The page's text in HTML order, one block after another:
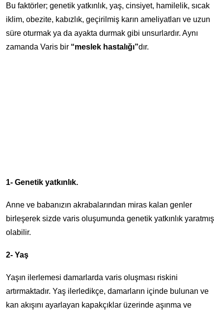
Bu faktörler; genetik yatkınlık, yaş, cinsiyet, hamilelik, sıcak
iklim, obezite, kabızlık, geçirilmiş karın ameliyatları ve uzun
süre oturmak ya da ayakta durmak gibi unsurlardır. Aynı
zamanda Varis bir “meslek hastalığı”dır.
1- Genetik yatkınlık.
Anne ve babanızın akrabalarından miras kalan genler
birleşerek sizde varis oluşumunda genetik yatkınlık yaratmış
olabilir.
2- Yaş
Yaşın ilerlemesi damarlarda varis oluşması riskini
artırmaktadır. Yaş ilerledikçe, damarların içinde bulunan ve
kan akışını ayarlayan kapakçıklar üzerinde aşınma ve